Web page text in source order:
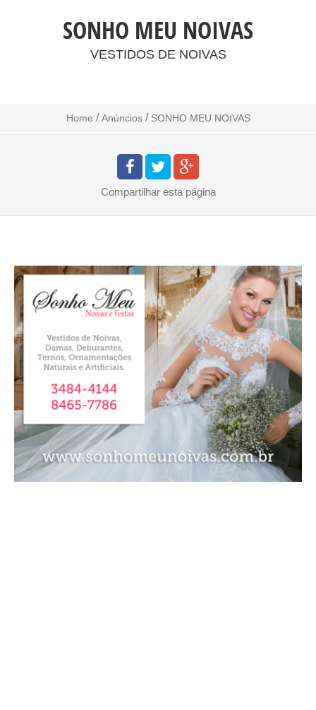
SONHO MEU NOIVAS
VESTIDOS DE NOIVAS
Home / Anúncios / SONHO MEU NOIVAS
Compartilhar esta página